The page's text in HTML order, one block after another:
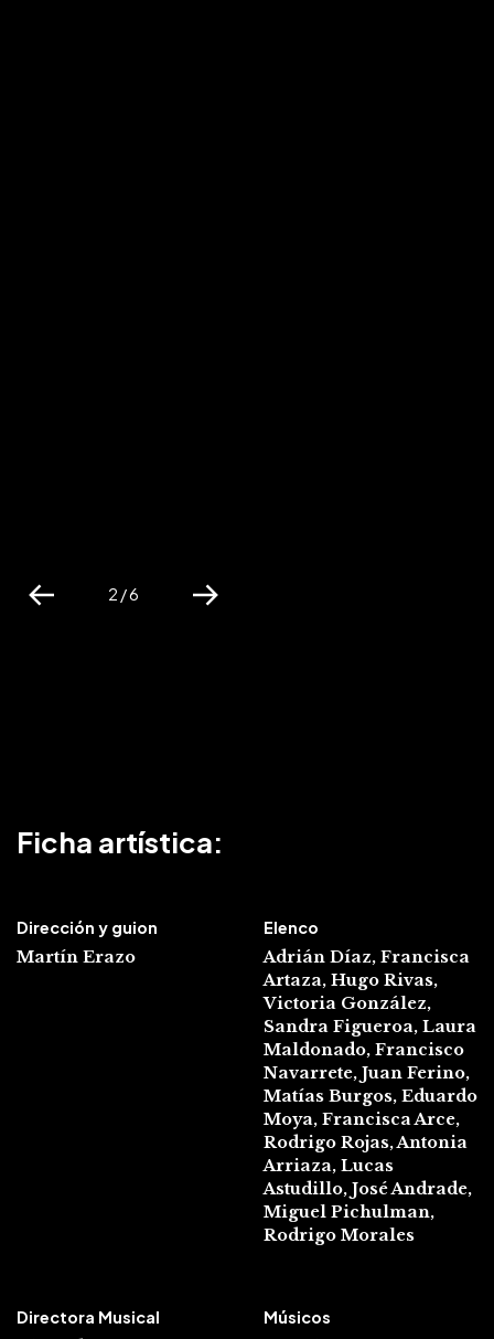
Previous
2 / 6 Next
Ficha artística:
Dirección y guion
Martín Erazo
Elenco
Adrián Díaz, Francisca
Artaza, Hugo Rivas,
Victoria González,
Sandra Figueroa, Laura
Maldonado, Francisco
Navarrete, Juan Ferino,
Matías Burgos, Eduardo
Moya, Francisca Arce,
Rodrigo Rojas, Antonia
Arriaza, Lucas
Astudillo, José Andrade,
Miguel Pichulman,
Rodrigo Morales
Directora Musical
Músicos